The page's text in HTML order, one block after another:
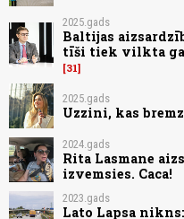
2025.gads
Baltijas
tīši tiek vilkta
31
2025.gads
Uzzini, kas
2024.gads
Rita Lasmane
izvemsies. Caca!
2023.gads
Lato Lapsa